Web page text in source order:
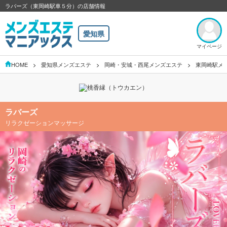
ラバーズ（東岡崎駅車５分）の店舗情報
愛知県
マイページ
HOME 愛知県メンズエステ 岡崎・安城・西尾メンズエステ 東岡崎駅メ
ラバーズ
リラクゼーションマッサージ